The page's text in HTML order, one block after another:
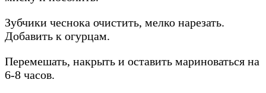
Зубчики чеснока очистить, мелко нарезать.
Добавить к огурцам.
Перемешать, накрыть и оставить мариноваться на
6-8 часов.